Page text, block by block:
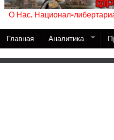
О Нас. Национал-
Главная Аналитика